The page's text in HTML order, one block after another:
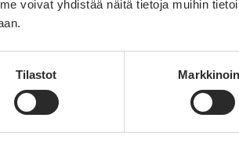
voivat yhdistää näitä tietoja muihin
Tilastot
Tuotekuvaus